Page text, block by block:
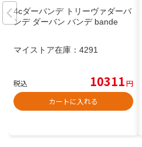
4cダーバンデ トリーヴァダーバ
ンデ ダーバン バンデ bande
マイストア在庫： 4291
税込 10311円
カートに入れる